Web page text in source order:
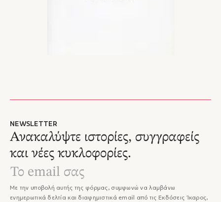
NEWSLETTER
Ανακαλύψτε ιστορίες, συγγραφείς
και νέες κυκλοφορίες.
Με την υποβολή αυτής της φόρμας, συμφωνώ να λαμβάνω
ενημερωτικά δελτία και διαφημιστικά email από τις Εκδόσεις Ίκαρος,